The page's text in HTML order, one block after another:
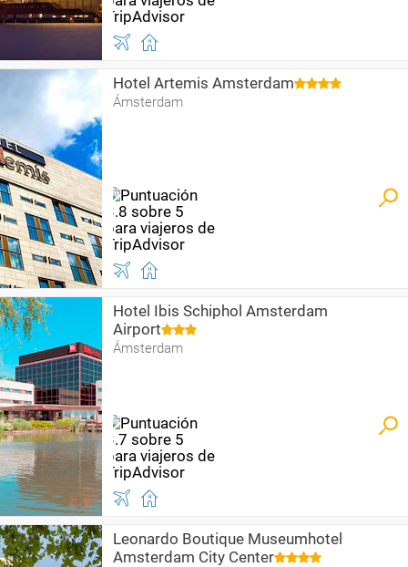
Hotel Artemis Amsterdam
Ámsterdam
Hotel Ibis Schiphol Amsterdam
Airport
Ámsterdam
Leonardo Boutique Museumhotel
Amsterdam City Center